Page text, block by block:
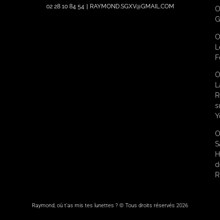
02 28 10 84 54| RAYMOND.SGXV@GMAIL.COM
Raymond, où t’as mis tes lunettes ? © Tous droits réservés 2026